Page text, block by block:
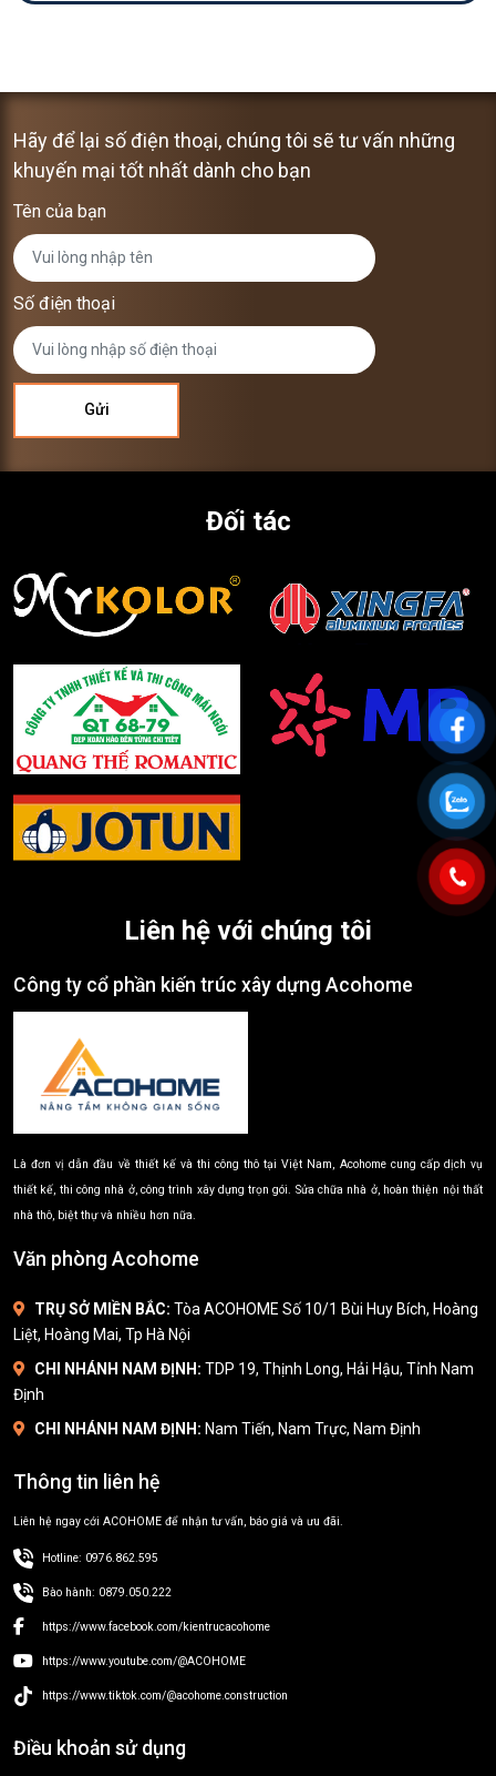
Hãy để lại số điện thoại, chúng tôi sẽ tư vấn những
khuyến mại tốt nhất dành cho bạn
Tên của bạn
Số điện thoại
Đối tác
Liên hệ với chúng tôi
Công ty cổ phần kiến trúc xây dựng Acohome
Là đơn vị dẫn đầu về thiết kế và thi công thô tại Việt Nam, Acohome cung cấp dịch vụ
thiết kế, thi công nhà ở, công trình xây dựng trọn gói. Sửa chữa nhà ở, hoàn thiện nội thất
nhà thô, biệt thự và nhiều hơn nữa.
Văn phòng Acohome
TRỤ SỞ MIỀN BẮC: Tòa ACOHOME Số 10/1 Bùi Huy Bích, Hoàng
Liệt, Hoàng Mai, Tp Hà Nội
CHI NHÁNH NAM ĐỊNH: TDP 19, Thịnh Long, Hải Hậu, Tỉnh Nam
Định
CHI NHÁNH NAM ĐỊNH: Nam Tiến, Nam Trực, Nam Định
Thông tin liên hệ
Liên hệ ngay cới ACOHOME để nhận tư vấn, báo giá và ưu đãi.
Hotline: 0976.862.595
Bào hành: 0879.050.222
https://www.facebook.com/kientrucacohome
https://www.youtube.com/@ACOHOME
https://www.tiktok.com/@acohome.construction
Điều khoản sử dụng